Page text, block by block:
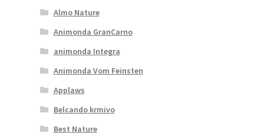
Almo Nature
Animonda GranCarno
animonda Integra
Animonda Vom Feinsten
Applaws
Belcando krmivo
Best Nature